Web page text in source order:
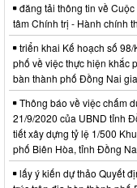
đăng tải thông tin về
tâm Chính trị - Hành chính
triển khai Kế hoạch số
phố về việc thực hiện khắc
bàn thành phố Đồng Nai
Thông báo về việc chấm
21/9/2020 của UBND tỉnh
tiết xây dựng tỷ lệ 1/500
phố Biên Hòa, tỉnh Đồng
lấy ý kiến dự thảo Quyết